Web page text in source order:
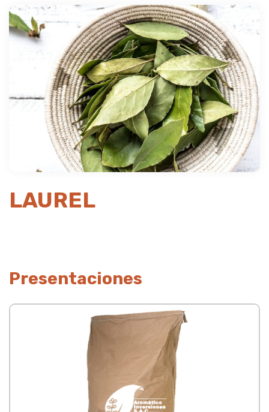
Previous Next
LAUREL
Presentaciones